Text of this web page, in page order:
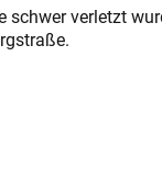
schwer verletzt